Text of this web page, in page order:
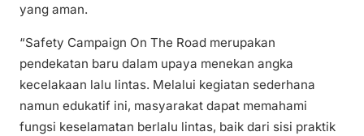
yang aman.
“Safety Campaign On The Road merupakan
pendekatan baru dalam upaya menekan angka
kecelakaan lalu lintas. Melalui kegiatan sederhana
namun edukatif ini, masyarakat dapat memahami
fungsi keselamatan berlalu lintas, baik dari sisi praktik